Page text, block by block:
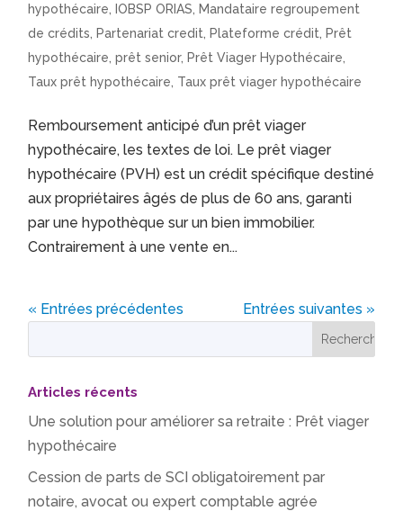
hypothécaire
IOBSP ORIAS
Mandataire regroupement
de crédits
Partenariat credit Plateforme crédit
Prêt
hypothécaire ,prêt senior, Prêt Viager Hypothécaire
Taux prêt hypothécaire Taux prêt viager hypothécaire
Remboursement anticipé d’un prêt viager
hypothécaire, les textes de loi. Le prêt viager
hypothécaire (PVH) est un crédit spécifique destiné
aux propriétaires âgés de plus de 60 ans, garanti
par une hypothèque sur un bien immobilier.
Contrairement à une vente en...
« Entrées précédentes Entrées suivantes »
Articles récents
Une solution pour améliorer sa retraite : Prêt viager
hypothécaire
Cession de parts de SCI obligatoirement par
notaire, avocat ou expert comptable agrée